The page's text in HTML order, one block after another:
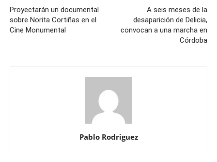
Proyectarán un documental
sobre Norita Cortiñas en el
Cine Monumental
A seis meses de la
desaparición de Delicia,
convocan a una marcha en
Córdoba
Pablo Rodriguez